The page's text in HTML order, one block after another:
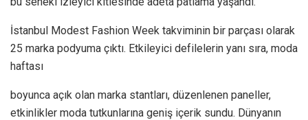
İstanbul Modest Fashion Week takviminin bir parçası olarak
25 marka podyuma çıktı. Etkileyici defilelerin yanı sıra, moda
haftası
boyunca açık olan marka stantları, düzenlenen paneller,
etkinlikler moda tutkunlarına geniş içerik sundu. Dünyanın